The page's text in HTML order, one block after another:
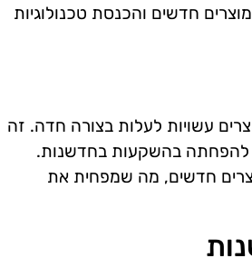
חדשים והכנסת טכנולוגיות
עשויות לעלות בצורה חדה. זה
להפחתה בהשקעות בחדשנות.
חדשים, מה שמפחית את